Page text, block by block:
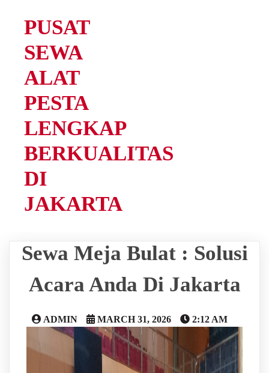
PUSAT
SEWA
ALAT
PESTA
LENGKAP
BERKUALITAS
DI
JAKARTA
Sewa Meja Bulat : Solusi
Acara Anda Di Jakarta
ADMIN MARCH 31, 2026 2:12 AM